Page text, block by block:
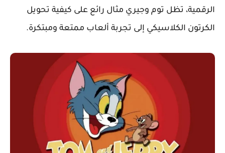
الرقمية، تظل توم وجيري مثال رائع على كيفية تحويل
الكرتون الكلاسيكي إلى تجربة ألعاب ممتعة ومبتكرة.